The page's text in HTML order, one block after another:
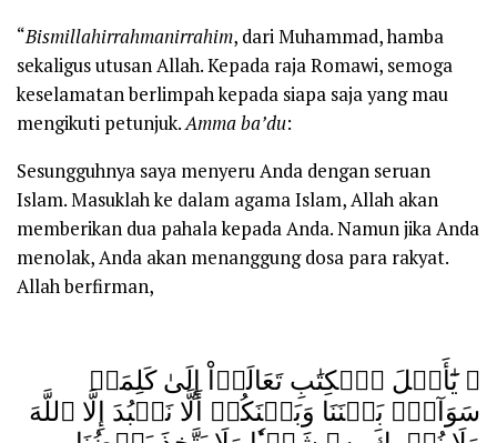
“Bismillahirrahmanirrahim, dari Muhammad, hamba
sekaligus utusan Allah. Kepada raja Romawi, semoga
keselamatan berlimpah kepada siapa saja yang mau
mengikuti petunjuk.Amma ba’du:
Sesungguhnya saya menyeru Anda dengan seruan
Islam. Masuklah ke dalam agama Islam, Allah akan
memberikan dua pahala kepada Anda. Namun jika Anda
menolak, Anda akan menanggung dosa para rakyat.
Allah berfirman,
ﵟ يَٰٓأَهۡلَ ٱلۡكِتَٰبِ ‌تَعَالَوۡاْ إِلَىٰ كَلِمَةٖ
سَوَآءِۭ بَيۡنَنَا وَبَيۡنَكُمۡ أَلَّا نَعۡبُدَ إِلَّا ٱللَّهَ